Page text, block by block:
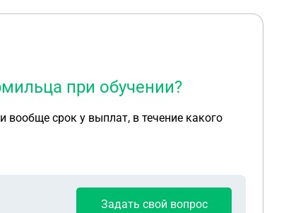
при обучении?
вообще срок у выплат, в течение какого
Задать свой вопрос